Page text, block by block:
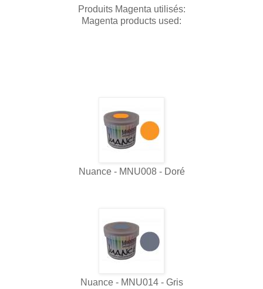
Produits Magenta utilisés:
Magenta products used:
Nuance - MNU008 - Doré
Nuance - MNU014 - Gris